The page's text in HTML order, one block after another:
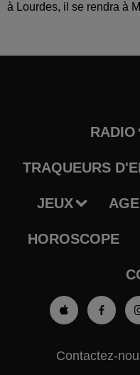
à Lourdes, il se rendra à
RADIO
TRAQUEURS
JEUX
HOROSCOPE
Contactez-